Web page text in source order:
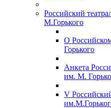
Российский
М.Горького
О
Горького
Анкета
им. М.
V